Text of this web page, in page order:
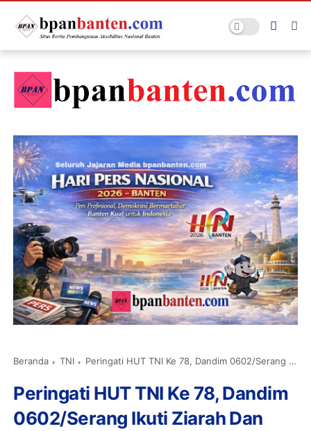
Beranda TNI Peringati HUT TNI Ke 78, Dandim 0602/Serang Ikuti Ziarah Dan Tabur Bunga Di Makam Pahlawan
Peringati HUT TNI Ke 78, Dandim
0602/Serang Ikuti Ziarah Dan